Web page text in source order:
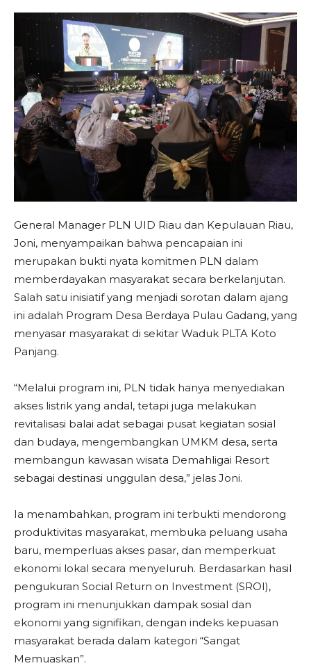
General Manager PLN UID Riau dan Kepulauan Riau,
Joni, menyampaikan bahwa pencapaian ini
merupakan bukti nyata komitmen PLN dalam
memberdayakan masyarakat secara berkelanjutan.
Salah satu inisiatif yang menjadi sorotan dalam ajang
ini adalah Program Desa Berdaya Pulau Gadang, yang
menyasar masyarakat di sekitar Waduk PLTA Koto
Panjang.
“Melalui program ini, PLN tidak hanya menyediakan
akses listrik yang andal, tetapi juga melakukan
revitalisasi balai adat sebagai pusat kegiatan sosial
dan budaya, mengembangkan UMKM desa, serta
membangun kawasan wisata Demahligai Resort
sebagai destinasi unggulan desa,” jelas Joni.
Ia menambahkan, program ini terbukti mendorong
produktivitas masyarakat, membuka peluang usaha
baru, memperluas akses pasar, dan memperkuat
ekonomi lokal secara menyeluruh. Berdasarkan hasil
pengukuran Social Return on Investment (SROI),
program ini menunjukkan dampak sosial dan
ekonomi yang signifikan, dengan indeks kepuasan
masyarakat berada dalam kategori “Sangat
Memuaskan”.